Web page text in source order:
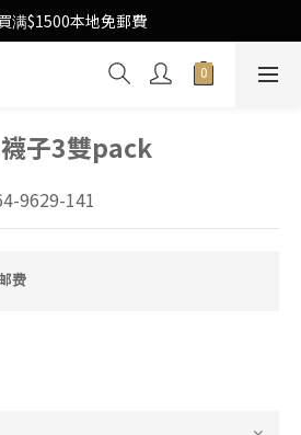
Upon $1500 purchase
满$1500本地免郵費
Upon $1500 purchase
子3雙pack
9629-141
费